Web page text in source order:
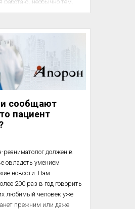
работаю, необычно тем,
обязан находиться
заболеет в 03:00 в
ночь, то ее все равно
из моих коллег,
час. Хотя нет
того, что
врачей
больным пациентам
минут получить
сообщают
пациент
должен в
овладеть умением
новости. Нам
200 раз в год говорить
любимый человек уже
прежним или даже